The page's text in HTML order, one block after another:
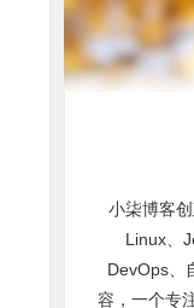
小柒博客
Linux、
DevOps、
容，一个专